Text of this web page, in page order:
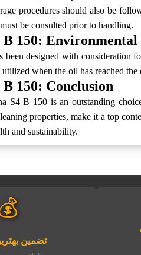
procedures should also be
be consulted prior to handling.
150:
designed with consideration
utilized when the oil has reached
150: Conclusion
S4 B 150 is an outstanding
properties, make it a top
and sustainability.
تضمین